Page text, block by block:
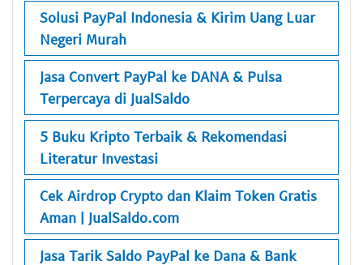
Solusi PayPal Indonesia & Kirim Uang Luar
Negeri Murah
Jasa Convert PayPal ke DANA & Pulsa
Terpercaya di JualSaldo
5 Buku Kripto Terbaik & Rekomendasi
Literatur Investasi
Cek Airdrop Crypto dan Klaim Token Gratis
Aman | JualSaldo.com
Jasa Tarik Saldo PayPal ke Dana & Bank